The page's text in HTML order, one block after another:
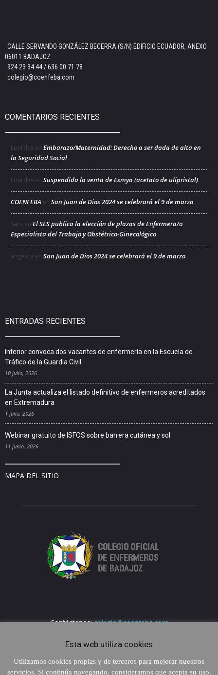
CALLE SERVANDO GONZÁLEZ BECERRA (S/N) EDIFICIO ECUADOR, ANEXO
06011 BADAJOZ
924 23 34 44 / 636 00 71 78
colegio@coenfeba.com
COMENTARIOS RECIENTES
Lourdes en Embarazo/Maternidad: Derecho a ser dada de alta en
la Seguridad Social
Lourdes en Suspendida la venta de Esmya (acetato de ulipristal)
COENFEBA en San Juan de Dios 2024 se celebrará el 9 de marzo
Sara en El SES publica la elección de plazas de Enfermera/o
Especialista del Trabajo y Obstétrico-Ginecológico
angélica en San Juan de Dios 2024 se celebrará el 9 de marzo
ENTRADAS RECIENTES
Interior convoca dos vacantes de enfermería en la Escuela de
Tráfico de la Guardia Civil
10 julio, 2026
La Junta actualiza el listado definitivo de enfermeros acreditados
en Extremadura
1 julio, 2026
Webinar gratuito de ISFOS sobre barrera cutánea y sol
11 junio, 2026
MAPA DEL SITIO
Contáctenos:colegio@coenfeba.com
Esta web utiliza cookies
Utilizamos cookies propias y de terceros para mejorar nuestros
servicios. Si continúa navegando, consideramos que acepta su uso.